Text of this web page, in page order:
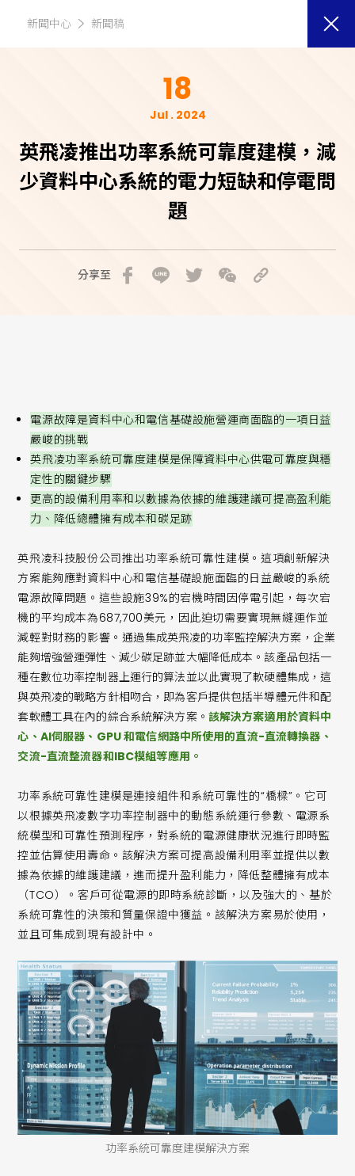
新聞中心 新聞稿
18
Jul . 2024
英飛凌推出功率系統可靠度建模，減
少資料中心系統的電力短缺和停電問
題
分享至
功率系統可靠度建模解決方案
電源故障是資料中心和電信基礎設施營運商面臨的一項日益
嚴峻的挑戰
英飛凌功率系統可靠度建模是保障資料中心供電可靠度與穩
定性的關鍵步驟
更高的設備利用率和以數據為依據的維護建議可提高盈利能
力、降低總體擁有成本和碳足跡
英飛凌科技股份公司推出功率系統可靠性建模。這項創新解決
方案能夠應對資料中心和電信基礎設施面臨的日益嚴峻的系統
電源故障問題。這些設施39%的宕機時間因停電引起，每次宕
機的平均成本為687,700美元，因此迫切需要實現無縫運作並
減輕對財務的影響。通過集成英飛凌的功率監控解決方案，企業
能夠增強營運彈性、減少碳足跡並大幅降低成本。該產品包括一
種在數位功率控制器上運行的算法並以此實現了軟硬體集成，這
與英飛凌的戰略方針相吻合，即為客戶提供包括半導體元件和配
套軟體工具在內的綜合系統解決方案。 該解決方案適用於資料中
心、AI伺服器、GPU 和電信網路中所使用的直流-直流轉換器、
交流-直流整流器和IBC模組等應用。
功率系統可靠性建模是連接組件和系統可靠性的“橋樑”。它可
以根據英飛凌數字功率控制器中的動態系統運行參數、電源系
統模型和可靠性預測程序，對系統的電源健康狀況進行即時監
控並估算使用壽命。該解決方案可提高設備利用率並提供以數
據為依據的維護建議，進而提升盈利能力，降低整體擁有成本
（TCO）。客戶可從電源的即時系統診斷，以及強大的、基於
系統可靠性的決策和質量保證中獲益。該解決方案易於使用，
並且可集成到現有設計中。